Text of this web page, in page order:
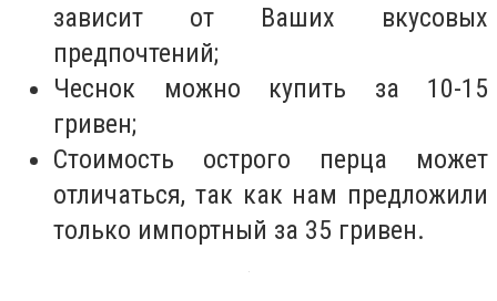
зависит от Ваших вкусовых
предпочтений;
Чеснок можно купить за 10-15
гривен;
Стоимость острого перца может
отличаться, так как нам предложили
только импортный за 35 гривен.